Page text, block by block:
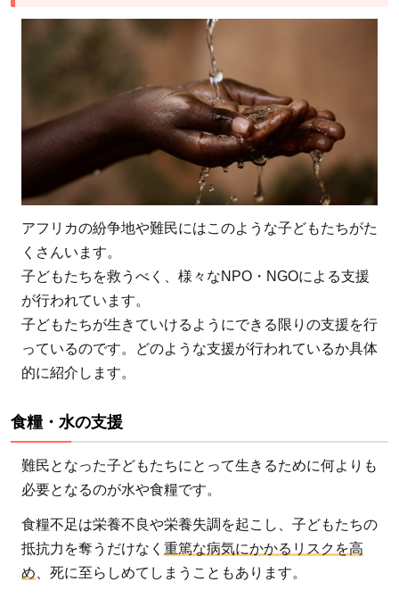
アフリカの紛争地や難民にはこのような子どもたちがた
くさんいます。
子どもたちを救うべく、様々なNPO・NGOによる支援
が行われています。
子どもたちが生きていけるようにできる限りの支援を行
っているのです。どのような支援が行われているか具体
的に紹介します。
食糧・水の支援
難民となった子どもたちにとって生きるために何よりも
必要となるのが水や食糧です。
食糧不足は栄養不良や栄養失調を起こし、子どもたちの
抵抗力を奪うだけなく 重篤な病気にかかるリスクを高
め 、死に至らしめてしまうこともあります。